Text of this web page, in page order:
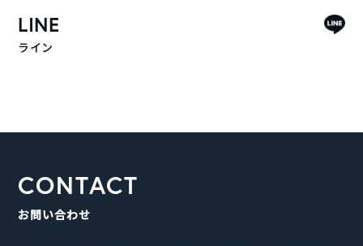
LINE
ライン
CONTACT
お問い合わせ